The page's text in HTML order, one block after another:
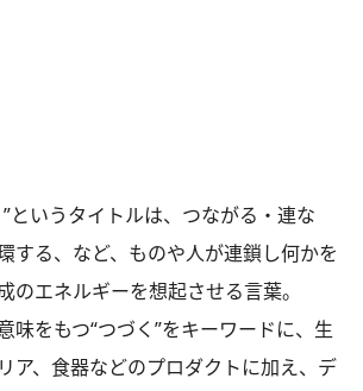
というタイトルは、つながる・連な
する、など、ものや人が連鎖し何かを
のエネルギーを想起させる言葉。
味をもつ“つづく”をキーワードに、生
ア、食器などのプロダクトに加え、デ